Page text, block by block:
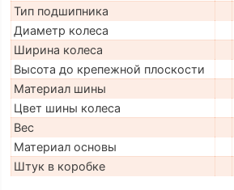
Тип подшипника
Диаметр колеса
Ширина колеса
Высота до крепежной плоскости
Материал шины
Цвет шины колеса
Вес
Материал основы
Штук в коробке